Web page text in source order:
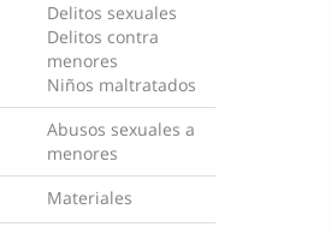
Delitos sexuales
Delitos contra
menores
Niños maltratados
Abusos sexuales a
menores
Materiales